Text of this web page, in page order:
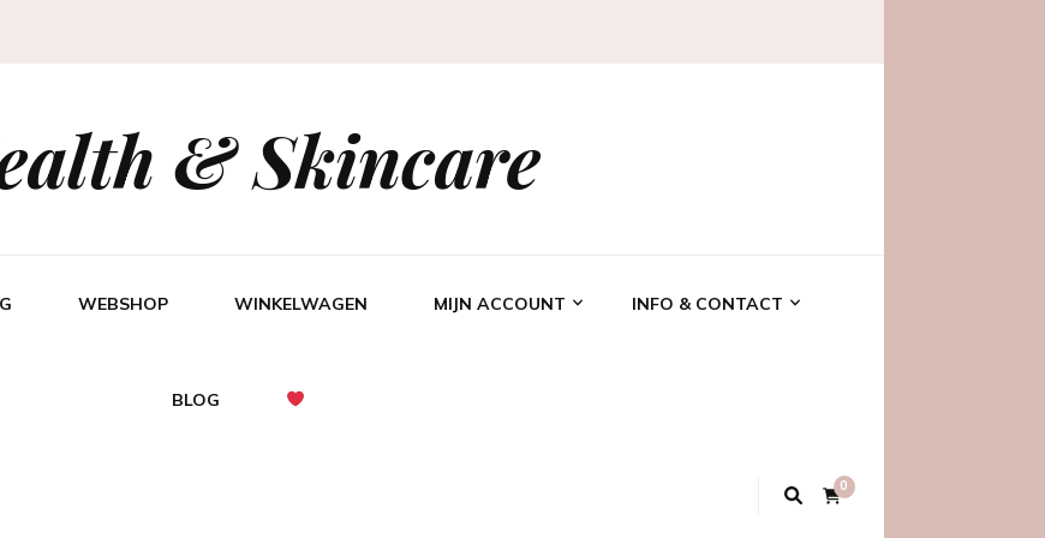
& Skincare
WEBSHOP WINKELWAGEN MIJN ACCOUNT INFO & CONTACT
BLOG
0